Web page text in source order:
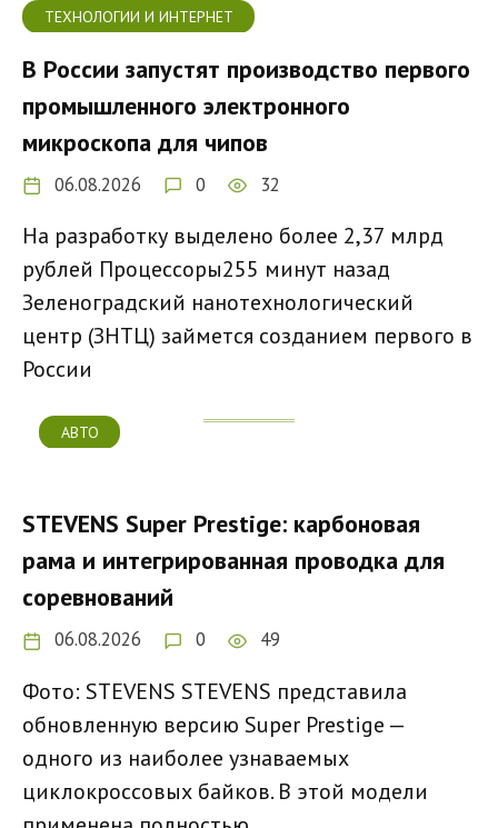
ТЕХНОЛОГИИ И ИНТЕРНЕТ
В России запустят производство первого
промышленного электронного
микроскопа для чипов
06.08.2026 0 32
На разработку выделено более 2,37 млрд
рублей Процессоры255 минут назад
Зеленоградский нанотехнологический
центр (ЗНТЦ) займется созданием первого в
России
АВТО
STEVENS Super Prestige: карбоновая
рама и интегрированная проводка для
соревнований
06.08.2026 0 49
Фото: STEVENS STEVENS представила
обновленную версию Super Prestige —
одного из наиболее узнаваемых
циклокроссовых байков. В этой модели